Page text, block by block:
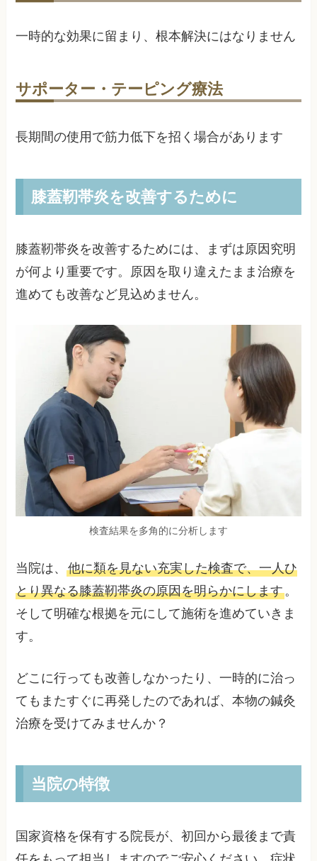
一時的な効果に留まり、根本解決にはなりません
サポーター・テーピング療法
長期間の使用で筋力低下を招く場合があります
膝蓋靭帯炎を改善するために
膝蓋靭帯炎を改善するためには、まずは原因究明
が何より重要です。原因を取り違えたまま治療を
進めても改善など見込めません。
検査結果を多角的に分析します
当院は、他に類を見ない充実した検査で、一人ひ
とり異なる膝蓋靭帯炎の原因を明らかにします。
そして明確な根拠を元にして施術を進めていきま
す。
どこに行っても改善しなかったり、一時的に治っ
てもまたすぐに再発したのであれば、本物の鍼灸
治療を受けてみませんか？
当院の特徴
国家資格を保有する院長が、初回から最後まで責